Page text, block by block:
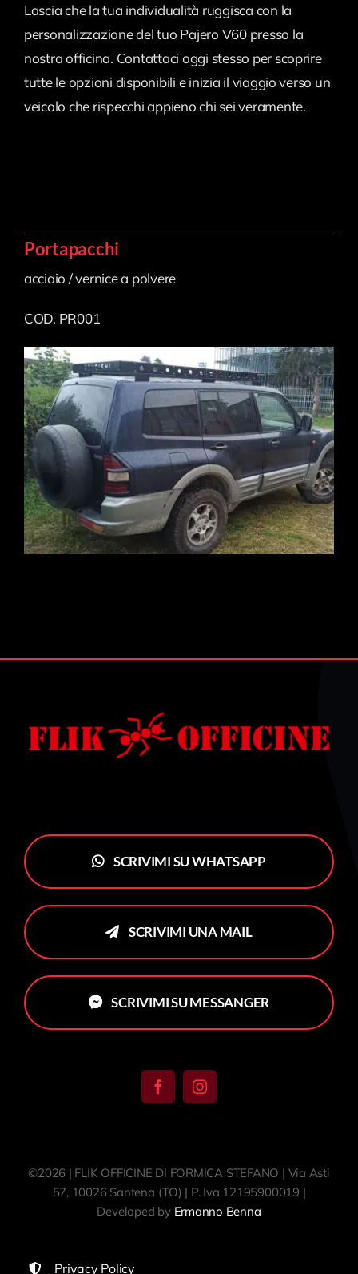
Lascia che la tua individualità ruggisca con la
personalizzazione del tuo Pajero V60 presso la
nostra officina. Contattaci oggi stesso per scoprire
tutte le opzioni disponibili e inizia il viaggio verso un
veicolo che rispecchi appieno chi sei veramente.
Portapacchi
acciaio / vernice a polvere
COD. PR001
SCRIVIMI SU WHATSAPP
SCRIVIMI UNA MAIL
SCRIVIMI SU MESSANGER
©2026 | FLIK OFFICINE DI FORMICA STEFANO | Via Asti
57, 10026 Santena (TO) | P. Iva 12195900019 |
Developed by Ermanno Benna
Privacy Policy